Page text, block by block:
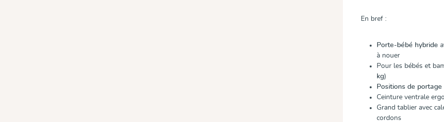
En bref :
Porte-bébé hybride
à nouer
Pour les bébés et
kg)
Positions de portage
Ceinture ventrale
Grand tablier avec
cordons